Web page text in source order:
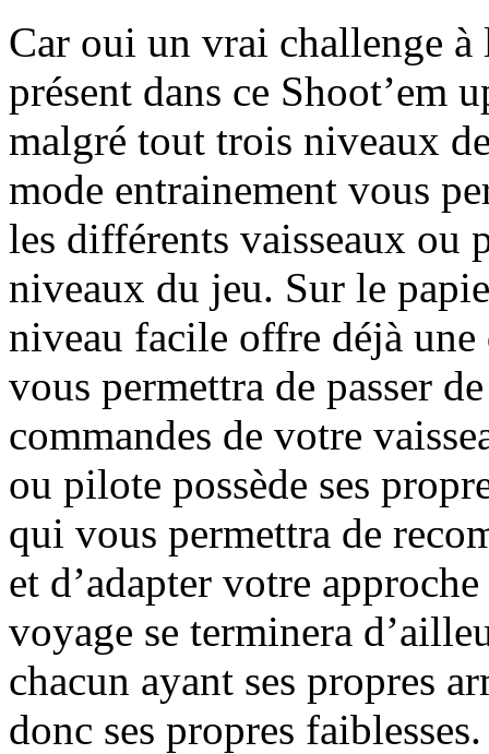
Car oui un vrai challenge à
présent dans ce Shoot’em
malgré tout trois niveaux
mode entrainement vous
les différents vaisseaux ou
niveaux du jeu. Sur le
niveau facile offre déjà
vous permettra de passer
commandes de votre
ou pilote possède ses
qui vous permettra de
et d’adapter votre
voyage se terminera
chacun ayant ses propres
donc ses propres faiblesses.